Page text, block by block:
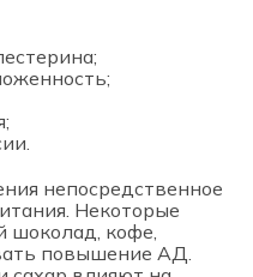
непосредственное
Некоторые
шоколад, кофе,
повышение АД.